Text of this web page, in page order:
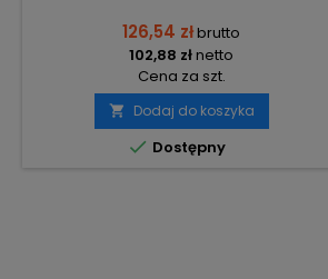
126,54 złbrutto
102,88 złnetto
Cena za szt.
 Dodaj do koszyka
 Dostępny